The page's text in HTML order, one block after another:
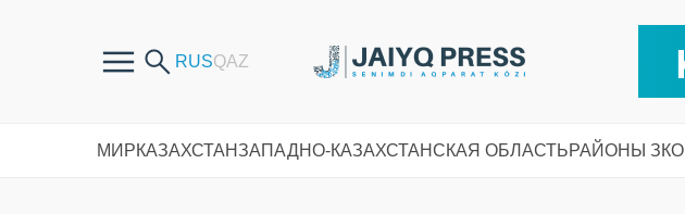
МИРКАЗАХСТАНЗАПАДНО-КАЗАХСТАНСКАЯ ОБЛАСТЬРАЙОНЫ ЗКО